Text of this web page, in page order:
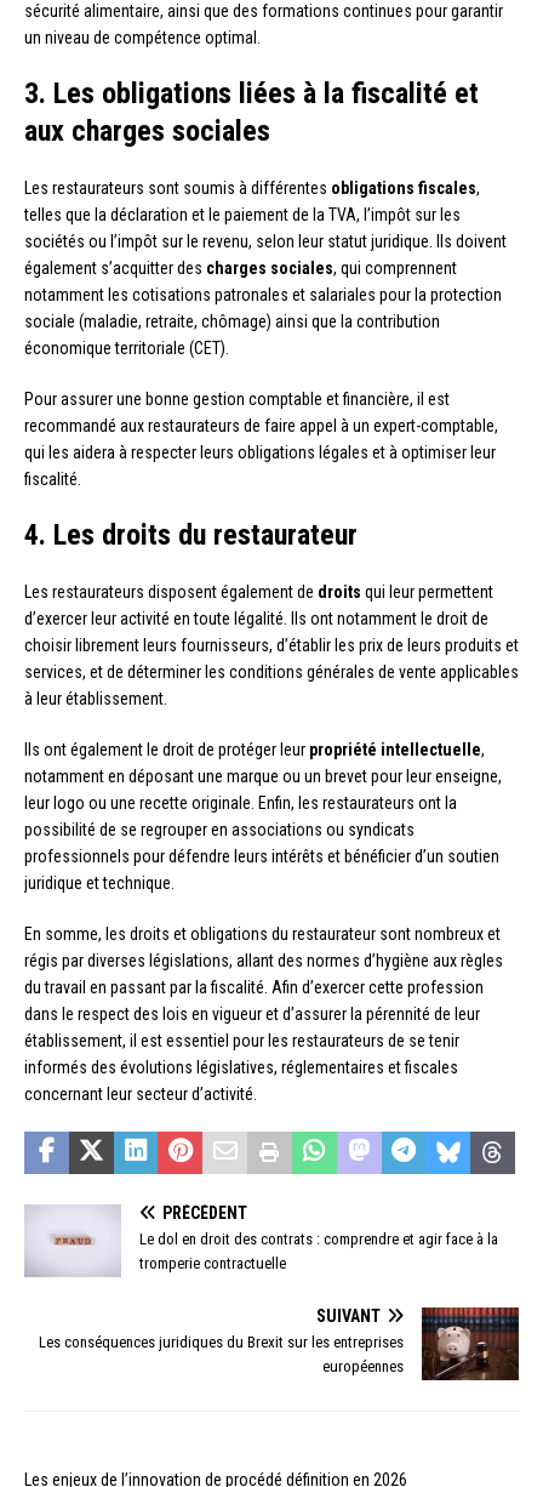
sécurité alimentaire, ainsi que des formations continues pour garantir
un niveau de compétence optimal.
3. Les obligations liées à la fiscalité et
aux charges sociales
Les restaurateurs sont soumis à différentes obligations fiscales,
telles que la déclaration et le paiement de la TVA, l’impôt sur les
sociétés ou l’impôt sur le revenu, selon leur statut juridique. Ils doivent
également s’acquitter des charges sociales, qui comprennent
notamment les cotisations patronales et salariales pour la protection
sociale (maladie, retraite, chômage) ainsi que la contribution
économique territoriale (CET).
Pour assurer une bonne gestion comptable et financière, il est
recommandé aux restaurateurs de faire appel à un expert-comptable,
qui les aidera à respecter leurs obligations légales et à optimiser leur
fiscalité.
4. Les droits du restaurateur
Les restaurateurs disposent également de droits qui leur permettent
d’exercer leur activité en toute légalité. Ils ont notamment le droit de
choisir librement leurs fournisseurs, d’établir les prix de leurs produits et
services, et de déterminer les conditions générales de vente applicables
à leur établissement.
Ils ont également le droit de protéger leur propriété intellectuelle,
notamment en déposant une marque ou un brevet pour leur enseigne,
leur logo ou une recette originale. Enfin, les restaurateurs ont la
possibilité de se regrouper en associations ou syndicats
professionnels pour défendre leurs intérêts et bénéficier d’un soutien
juridique et technique.
En somme, les droits et obligations du restaurateur sont nombreux et
régis par diverses législations, allant des normes d’hygiène aux règles
du travail en passant par la fiscalité. Afin d’exercer cette profession
dans le respect des lois en vigueur et d’assurer la pérennité de leur
établissement, il est essentiel pour les restaurateurs de se tenir
informés des évolutions législatives, réglementaires et fiscales
concernant leur secteur d’activité.
PRÉCÉDENT
Le dol en droit des contrats : comprendre et agir face à la
tromperie contractuelle
SUIVANT
Les conséquences juridiques du Brexit sur les entreprises
européennes
Les enjeux de l’innovation de procédé définition en 2026